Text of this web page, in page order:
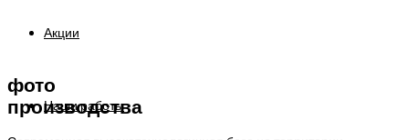
Акции
Наши работы
фото
производства